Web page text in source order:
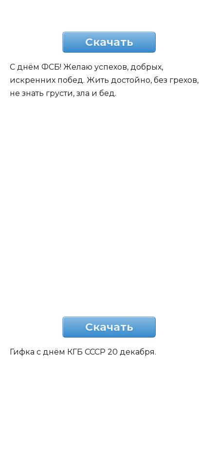
Скачать
С днём ФСБ! Желаю успехов, добрых,
искренних побед. Жить достойно, без грехов,
не знать грусти, зла и бед.
Скачать
Гифка с днём КГБ СССР 20 декабря.